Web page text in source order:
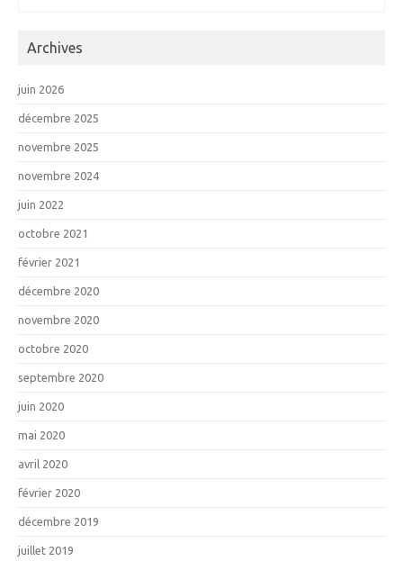
Archives
juin 2026
décembre 2025
novembre 2025
novembre 2024
juin 2022
octobre 2021
février 2021
décembre 2020
novembre 2020
octobre 2020
septembre 2020
juin 2020
mai 2020
avril 2020
février 2020
décembre 2019
juillet 2019